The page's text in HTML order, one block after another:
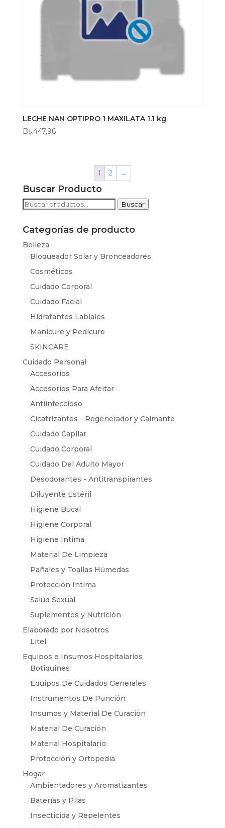
LECHE NAN OPTIPRO 1 MAXILATA 1.1 kg
Bs.447,96
1 2 →
Buscar Producto
Buscar
Buscar
Categorías de producto
Belleza
Bloqueador Solar y Bronceadores
Cosméticos
Cuidado Corporal
Cuidado Facial
Hidratantes Labiales
Manicure y Pedicure
SKINCARE
Cuidado Personal
Accesorios
Accesorios Para Afeitar
Antiinfeccioso
Cicatrizantes - Regenerador y Calmante
Cuidado Capilar
Cuidado Corporal
Cuidado Del Adulto Mayor
Desodorantes - Antitranspirantes
Diluyente Estéril
Higiene Bucal
Higiene Corporal
Higiene Intima
Material De Limpieza
Pañales y Toallas Húmedas
Protección Intima
Salud Sexual
Suplementos y Nutrición
Elaborado por Nosotros
Litel
Equipos e Insumos Hospitalarios
Botiquines
Equipos De Cuidados Generales
Instrumentos De Punción
Insumos y Material De Curación
Material De Curación
Material Hospitalario
Protección y Ortopedia
Hogar
Ambientadores y Aromatizantes
Baterías y Pilas
Insecticida y Repelentes